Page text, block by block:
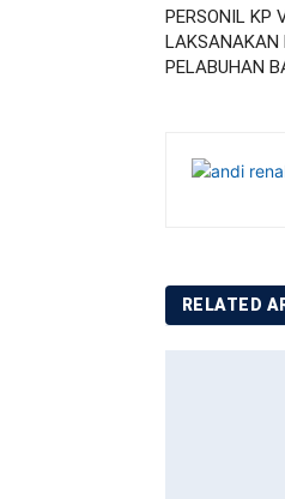
PERSONIL KP
LAKSANAKAN
PELABUHAN
RELATED